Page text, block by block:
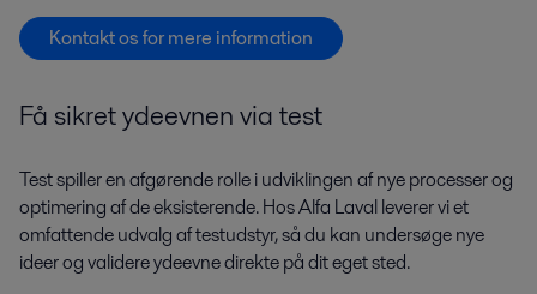
Kontakt os for mere information
Få sikret ydeevnen via test
Test spiller en afgørende rolle i udviklingen af nye processer og
optimering af de eksisterende. Hos Alfa Laval leverer vi et
omfattende udvalg af testudstyr, så du kan undersøge nye
ideer og validere ydeevne direkte på dit eget sted.